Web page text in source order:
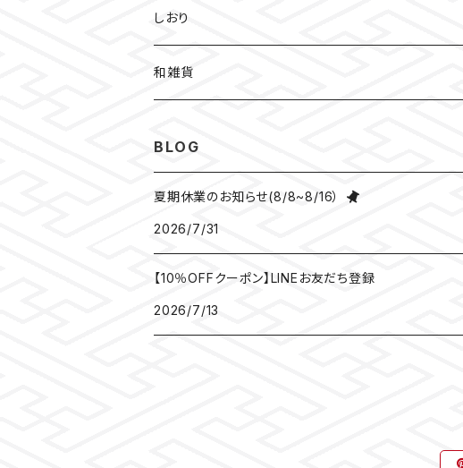
明智光秀
和装
北条義時
ちりめん
水引
しおり
ちりめん
和雑貨
プレート
BLOG
夏期休業のお知らせ(8/8~8/16）
2026/7/31
【10％OFFクーポン】LINEお友だち登録
2026/7/13